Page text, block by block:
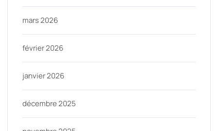
mars 2026
février 2026
janvier 2026
décembre 2025